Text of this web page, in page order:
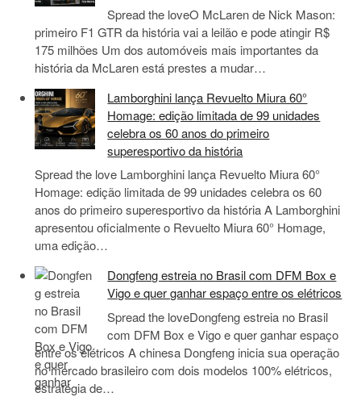
Spread the loveO McLaren de Nick Mason:
primeiro F1 GTR da história vai a leilão e pode atingir R$
175 milhões Um dos automóveis mais importantes da
história da McLaren está prestes a mudar…
Lamborghini lança Revuelto Miura 60°
Homage: edição limitada de 99 unidades
celebra os 60 anos do primeiro
superesportivo da história
Spread the love Lamborghini lança Revuelto Miura 60°
Homage: edição limitada de 99 unidades celebra os 60
anos do primeiro superesportivo da história A Lamborghini
apresentou oficialmente o Revuelto Miura 60° Homage,
uma edição…
Dongfeng estreia no Brasil com DFM Box e
Vigo e quer ganhar espaço entre os elétricos
Spread the loveDongfeng estreia no Brasil
com DFM Box e Vigo e quer ganhar espaço
entre os elétricos A chinesa Dongfeng inicia sua operação
no mercado brasileiro com dois modelos 100% elétricos,
estratégia de…